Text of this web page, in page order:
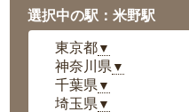
選択中の駅：米野駅
東京都▼
神奈川県 ▼
千葉県 ▼
埼玉県 ▼